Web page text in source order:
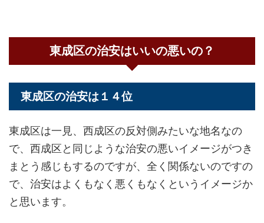
東成区の治安はいいの悪いの？
東成区の治安は１４位
東成区は一見、西成区の反対側みたいな地名なの
で、西成区と同じような治安の悪いイメージがつき
まとう感じもするのですが、全く関係ないのですの
で、治安はよくもなく悪くもなくというイメージか
と思います。